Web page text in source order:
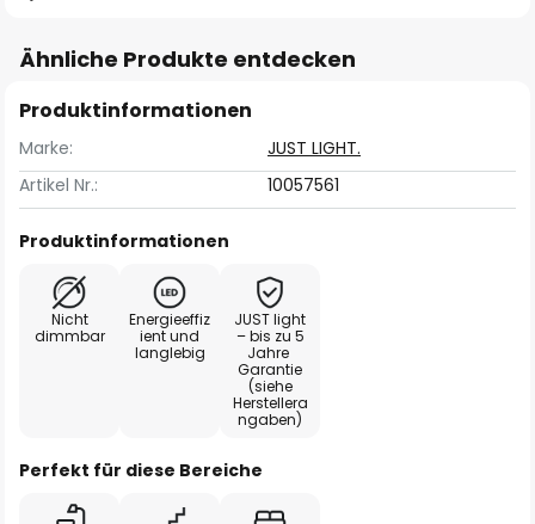
Ähnliche Produkte entdecken
Produktinformationen
Marke:
JUST LIGHT.
Artikel Nr.:
10057561
Produktinformationen
Nicht
dimmbar
Energieeffiz
ient und
langlebig
JUST light
– bis zu 5
Jahre
Garantie
(siehe
Herstellera
ngaben)
Perfekt für diese Bereiche